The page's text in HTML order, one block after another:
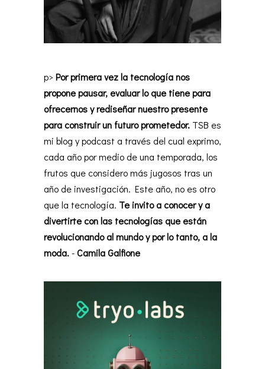
p>Por primera vez la tecnología nos
propone pausar, evaluar lo que tiene para
ofrecernos y rediseñar nuestro presente
para construir un futuro prometedor. TSB es
mi blog y podcast a través del cual exprimo,
cada año por medio de una temporada, los
frutos que considero más jugosos tras un
año de investigación. Este año, no es otro
que la tecnología. Te invito a conocer y a
divertirte con las tecnologías que están
revolucionando al mundo y por lo tanto, a la
moda. -Camila Galfione